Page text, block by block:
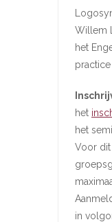
Willem
het
practice
het
het
Voor
in